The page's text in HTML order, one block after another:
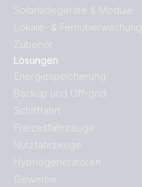
Solarladegeräte & Module
Lokale- & Fernüberwachung
Zubehör
Lösungen
Energiespeicherung
Backup und Off-grid
Schifffahrt
Freizeitfahrzeuge
Nutzfahrzeuge
Hybridgeneratoren
Gewerbe